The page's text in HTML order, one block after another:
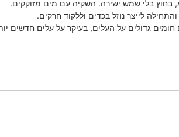
בחוץ בלי שמש ישירה. השקיה עם מים מזוקקים.
לייצר נוזל בכדים וללקוד חרקים.
חומים גדולים על העלים, בעיקר על עלים חדשים